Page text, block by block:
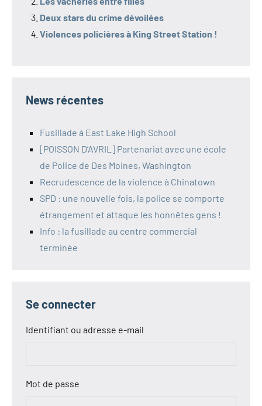
Deux stars du crime dévoilées
Violences policières à King Street Station !
News récentes
Fusillade à East Lake High School
[POISSON D’AVRIL] Partenariat avec une école
de Police de Des Moines, Washington
Recrudescence de la violence à Chinatown
SPD : une nouvelle fois, la police se comporte
étrangement et attaque les honnêtes gens !
Info : la fusillade au centre commercial
terminée
Se connecter
Identifiant ou adresse e-mail
Mot de passe